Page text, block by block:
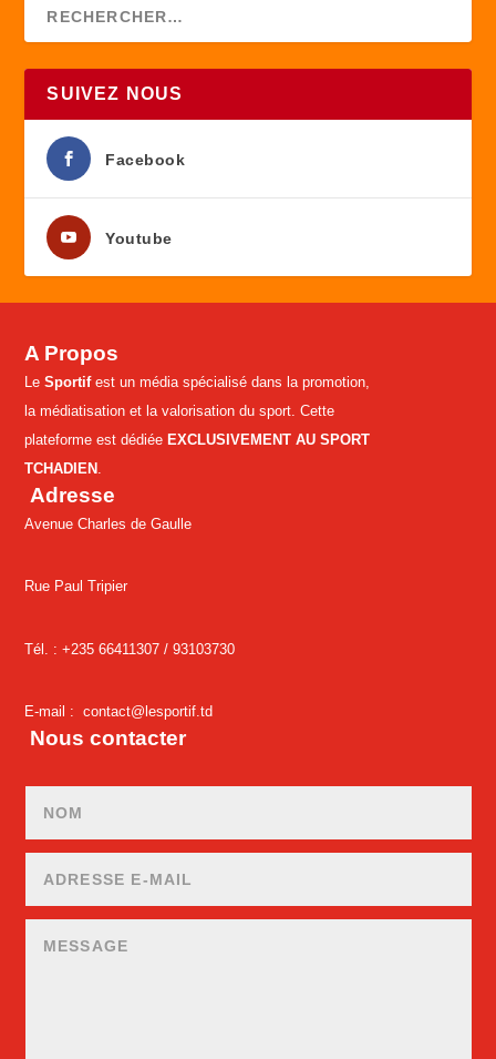
SUIVEZ NOUS
Facebook
Youtube
A Propos
LeSportifest un média spécialisé dans la promotion,
la médiatisation et la valorisation du sport. Cette
plateforme est dédiée EXCLUSIVEMENT AU SPORT
TCHADIEN .
Adresse
Avenue Charles de Gaulle
Rue Paul Tripier
Tél. : +235 66411307 /93103730
E-mail :contact@lesportif.td
Nous contacter